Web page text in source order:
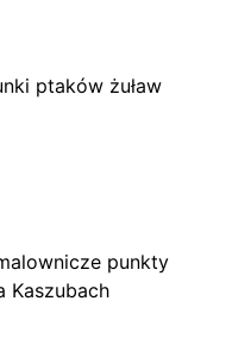
ptaków żuław
punkty
Kaszubach